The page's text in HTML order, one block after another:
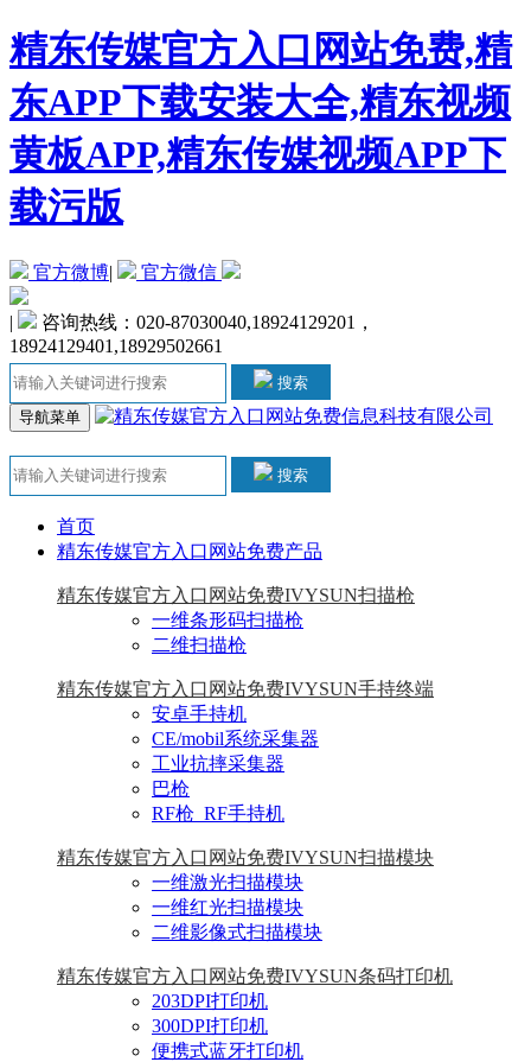
精东传媒官方入口网站免费,精
东APP下载安装大全,精东视频
黄板APP,精东传媒视频APP下
载污版
官方微博| 官方微信
|
咨询热线：020-87030040,18924129201，
18924129401,18929502661
搜索
导航菜单
搜索
首页
精东传媒官方入口网站免费产品
精东传媒官方入口网站免费IVYSUN扫描枪
一维条形码扫描枪
二维扫描枪
精东传媒官方入口网站免费IVYSUN手持终端
安卓手持机
CE/mobil系统采集器
工业抗摔采集器
巴枪
RF枪_RF手持机
精东传媒官方入口网站免费IVYSUN扫描模块
一维激光扫描模块
一维红光扫描模块
二维影像式扫描模块
精东传媒官方入口网站免费IVYSUN条码打印机
203DPI打印机
300DPI打印机
便携式蓝牙打印机